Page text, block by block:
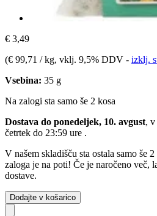
€ 3,49
(€ 99,71 / kg, vklj. 9,5% DDV - izklj.
Vsebina: 35 g
Na zalogi sta samo še 2 kosa
Dostava do ponedeljek, 10. avgust,
četrtek do 23:59 ure .
V našem skladišču sta ostala samo še
zaloga je na poti! Če je naročeno več,
dostave.
Dodajte v košarico